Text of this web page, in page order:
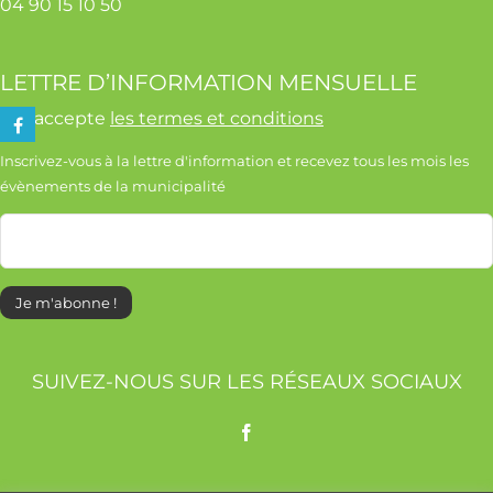
Contact
04 90 15 10 50
LETTRE D’INFORMATION MENSUELLE
J'accepte les termes et conditions
Inscrivez-vous à la lettre d'information et recevez tous les mois les
évènements de la municipalité
SUIVEZ-NOUS SUR LES RÉSEAUX SOCIAUX